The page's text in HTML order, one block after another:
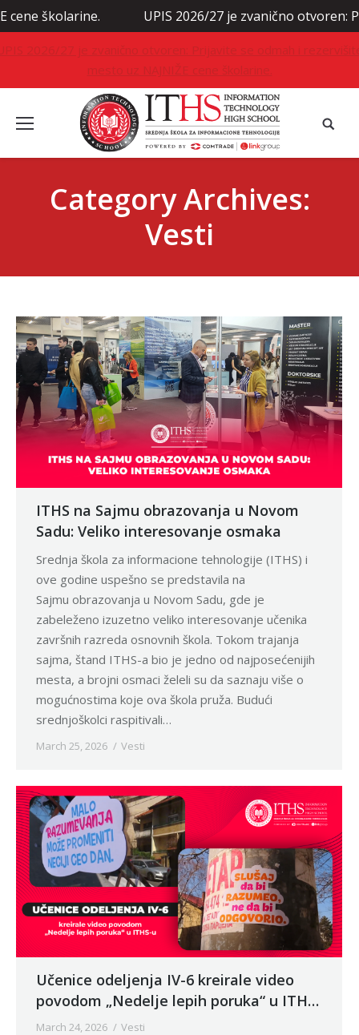
UPIS 2026/27 je zvanično otvoren: Prijavite se
2026/27 je zvanično otvoren: Prijavite se odmah i
mesto uz NAJNIŽE cene školarine.
Category Archives:
Vesti
ITHS na Sajmu obrazovanja u Novom
Sadu: Veliko interesovanje osmaka
Srednja škola za informacione tehnologije (ITHS) i
ove godine uspešno se predstavila na
Sajmu obrazovanja u Novom Sadu, gde je
zabeleženo izuzetno veliko interesovanje učenika
završnih razreda osnovnih škola. Tokom trajanja
sajma, štand ITHS-a bio je jedno od najposećenijih
mesta, a brojni osmaci želeli su da saznaju više o
mogućnostima koje ova škola pruža. Budući
srednjoškolci raspitivali…
March 25, 2026 Vesti
Učenice odeljenja IV-6 kreirale video
povodom „Nedelje lepih poruka“ u ITHS-
u
March 24, 2026 Vesti